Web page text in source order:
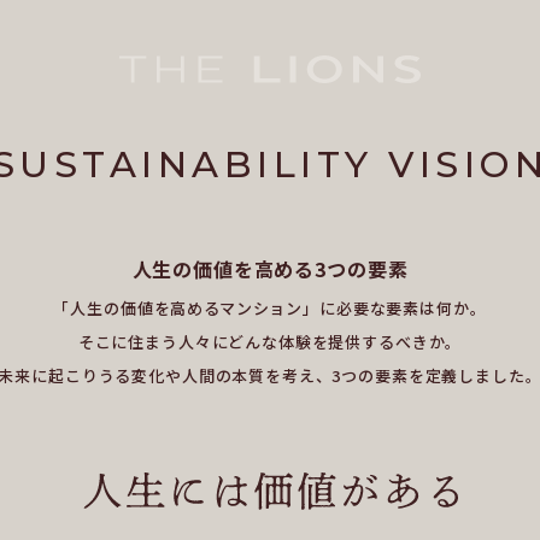
人生の価値を高める3つの要素
「人生の価値を高めるマンション」に必要な要素は何か。
そこに住まう人々にどんな体験を提供するべきか。
来に起こりうる変化や人間の本質を考え、3つの要素を定義しました